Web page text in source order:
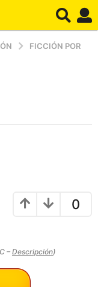
FICCIÓN POR
0
– Descripción)